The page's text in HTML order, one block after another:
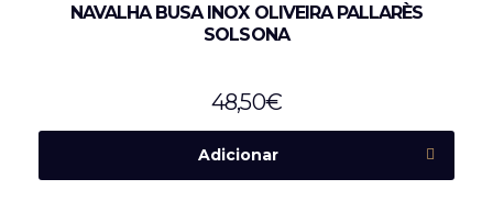
NAVALHA BUSA INOX OLIVEIRA PALLARÈS
SOLSONA
48,50€
Adicionar